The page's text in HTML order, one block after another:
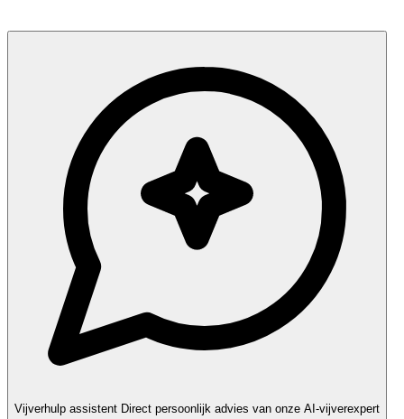
Vijverhulp assistent Direct persoonlijk advies van onze AI-vijverexpert